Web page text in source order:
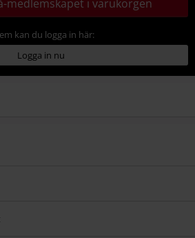
medlemskapet i varukorgen
kan du logga in här:
Logga in nu